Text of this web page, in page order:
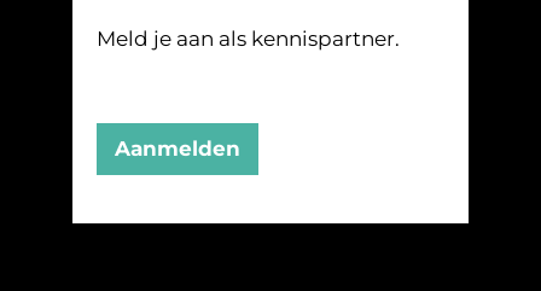
Meld je aan als kennispartner.
Aanmelden